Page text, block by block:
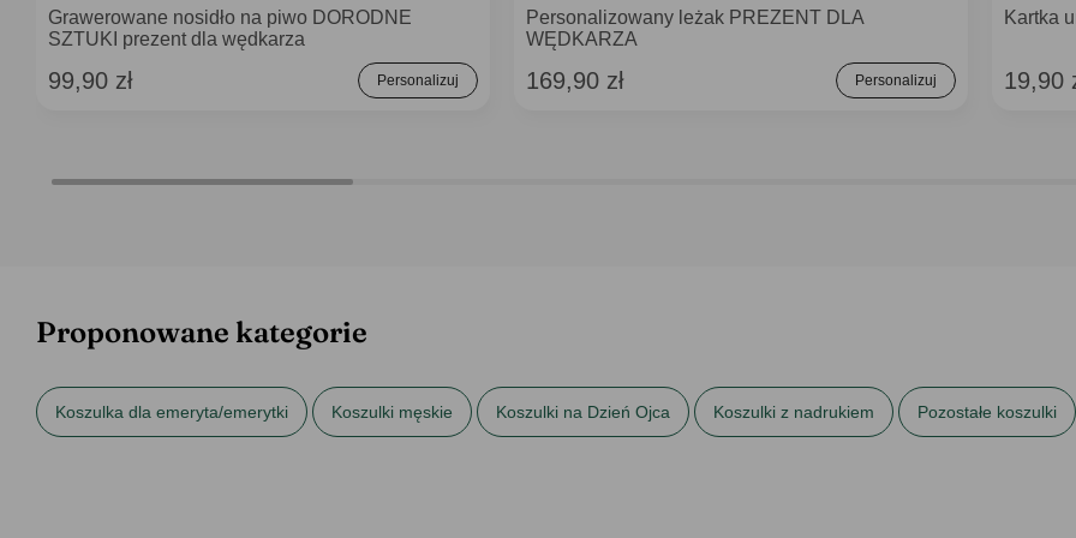
Grawerowane nosidło na piwo DORODNE
SZTUKI prezent dla wędkarza
99,90 zł Personalizuj
Personalizowany leżak PREZENT DLA
WĘDKARZA
169,90 zł Personalizuj
Kartka
19,90
Proponowane kategorie
Koszulka dla emeryta/emerytki Koszulki męskie Koszulki na Dzień Ojca Koszulki z nadrukiem Pozostałe koszulki